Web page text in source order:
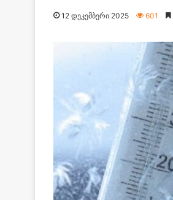
12 დეკემბერი 2025 601